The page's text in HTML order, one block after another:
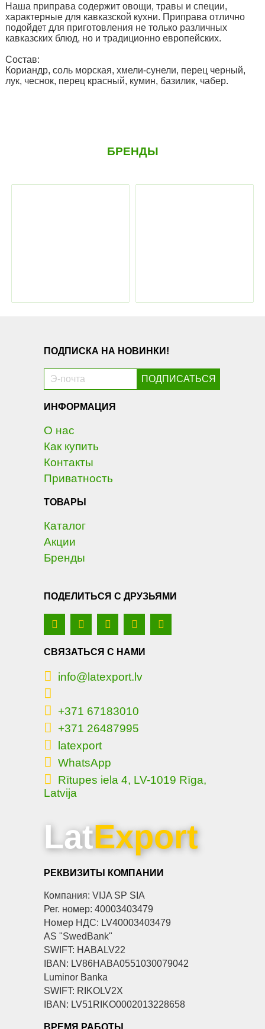
Наша приправа содержит овощи, травы и специи,
характерные для кавказской кухни. Приправа отлично
подойдет для приготовления не только различных
кавказских блюд, но и традиционно европейских.
Cостав:
Кориандр, соль морская, хмели-сунели, перец черный,
лук, чеснок, перец красный, кумин, базилик, чабер.
БРЕНДЫ
ПОДПИСКА НА НОВИНКИ!
ИНФОРМАЦИЯ
О нас
Как купить
Контакты
Приватность
ТОВАРЫ
Каталог
Акции
Бренды
ПОДЕЛИТЬСЯ С ДРУЗЬЯМИ
СВЯЗАТЬСЯ С НАМИ
info@latexport.lv
+371 67183010
+371 26487995
latexport
WhatsApp
Rītupes iela 4, LV-1019 Rīga,
Latvija
LatExport
РЕКВИЗИТЫ КОМПАНИИ
Компания: VIJA SP SIA
Рег. номер: 40003403479
Номер НДС: LV40003403479
AS "SwedBank"
SWIFT: HABALV22
IBAN: LV86HABA0551030079042
Luminor Banka
SWIFT: RIKOLV2X
IBAN: LV51RIKO0002013228658
ВРЕМЯ РАБОТЫ